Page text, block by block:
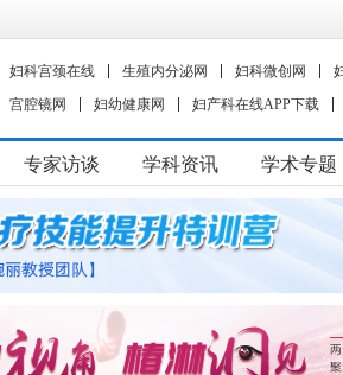
妇科宫颈在线 生殖内分泌网 妇科微创网
宫腔镜网 妇幼健康网 妇产科在线APP下载
专家访谈 学科资讯 学术专题